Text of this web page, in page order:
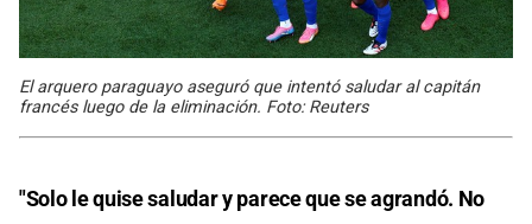
El arquero paraguayo aseguró que intentó saludar al capitán
francés luego de la eliminación. Foto: Reuters
"Solo le quise saludar y parece que se agrandó. No